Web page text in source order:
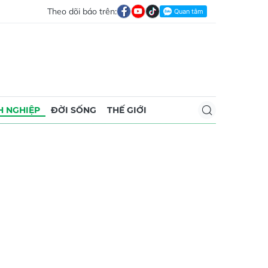
Theo dõi báo trên:
NGHIỆP ĐỜI SỐNG THẾ GIỚI